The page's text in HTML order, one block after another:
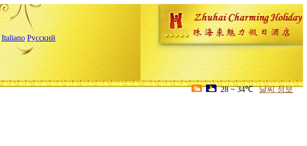
Italiano Русский
28 ~ 34℃ 날씨 정보